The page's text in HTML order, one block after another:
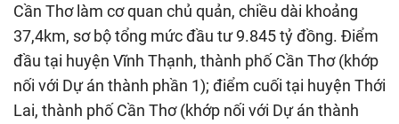
Cần Thơ làm cơ quan chủ quản, chiều dài khoảng
37,4km, sơ bộ tổng mức đầu tư 9.845 tỷ đồng. Điểm
đầu tại huyện Vĩnh Thạnh, thành phố Cần Thơ (khớp
nối với Dự án thành phần 1); điểm cuối tại huyện Thới
Lai, thành phố Cần Thơ (khớp nối với Dự án thành